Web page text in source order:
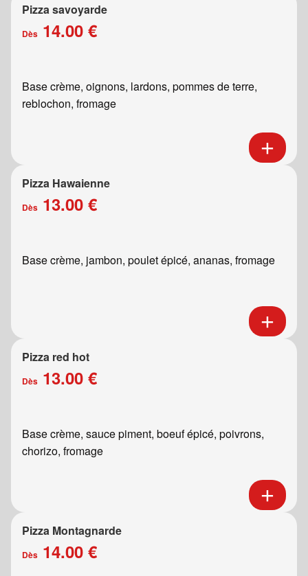
Pizza savoyarde
Dès 14.00 €
Base crème, oignons, lardons, pommes de terre,
reblochon, fromage
Pizza Hawaienne
Dès 13.00 €
Base crème, jambon, poulet épicé, ananas, fromage
Pizza red hot
Dès 13.00 €
Base crème, sauce piment, boeuf épicé, poivrons,
chorizo, fromage
Pizza Montagnarde
Dès 14.00 €